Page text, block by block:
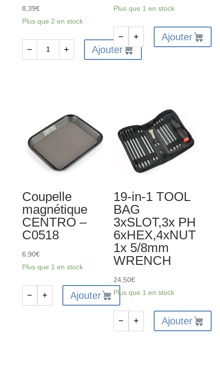
8,39€
Plus que 2 en stock
pour
écrous
M3
− + Ajouter
Plus que 1 en stock
de
− + Ajouter
Coupelle
magnétique
CENTRO –
C0518
6,90€
Plus que 1 en stock
− + Ajouter
19-in-1 TOOL
BAG
3xSLOT,3x PH
6xHEX,4xNUT
1x 5/8mm
WRENCH
24,50€
Plus que 1 en stock
− + Ajouter